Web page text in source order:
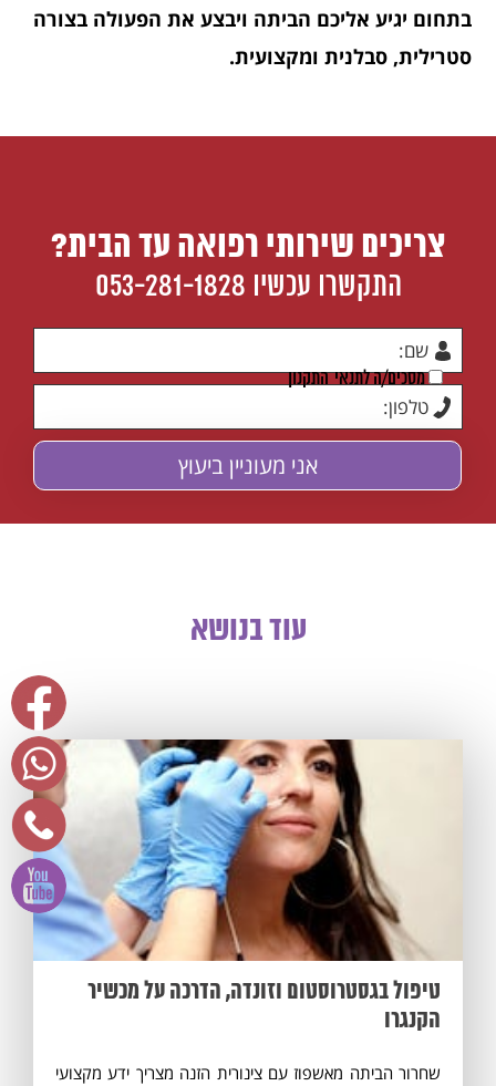
בתחום יגיע אליכם הביתה ויבצע את הפעולה בצורה
סטרילית, סבלנית ומקצועית.
צריכים שירותי רפואה עד הבית?
התקשרו עכשיו 053-281-1828
מסכים/ה לתנאי התקנון
עוד בנושא
טיפול בגסטרוסטום וזונדה, הדרכה על מכשיר
הקנגרו
שחרור הביתה מאשפוז עם צינורית הזנה מצריך ידע מקצועי